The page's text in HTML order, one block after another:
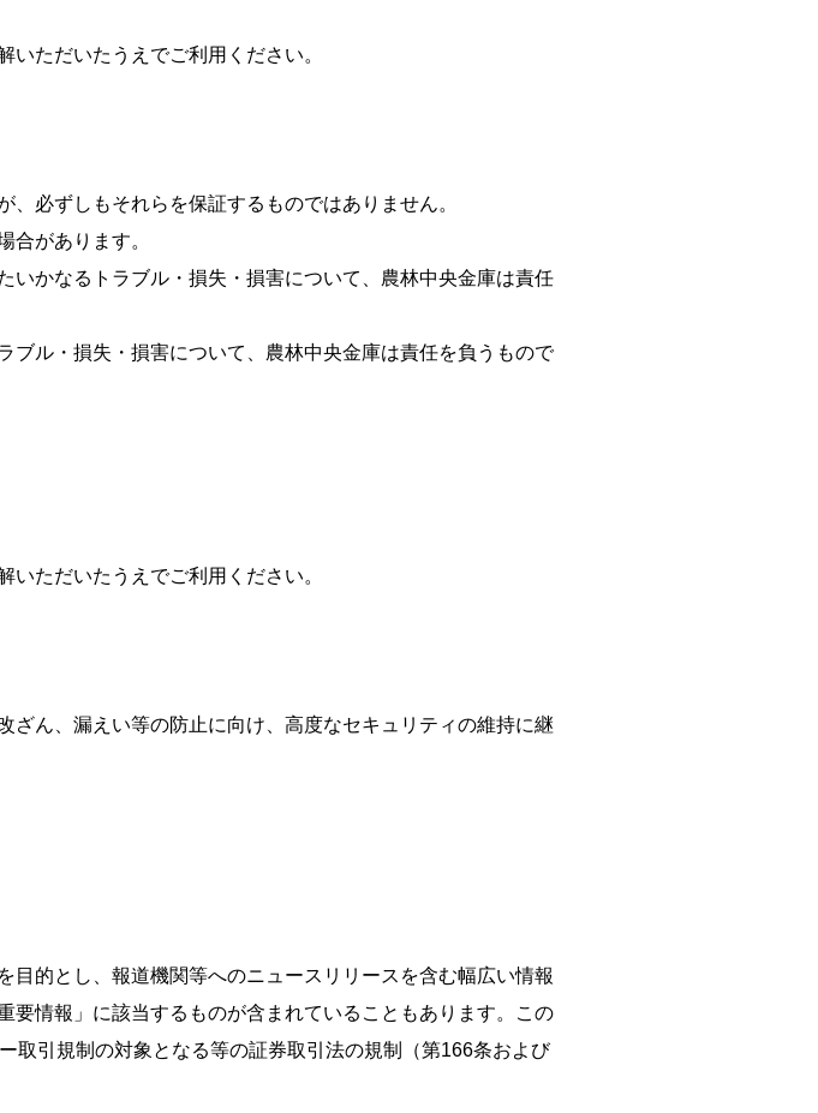
ただいたうえでご利用ください。
必ずしもそれらを保証するものではありません。
合があります。
かなるトラブル・損失・損害について、農林中央金庫は責任
ル・損失・損害について、農林中央金庫は責任を負うもので
ただいたうえでご利用ください。
ん、漏えい等の防止に向け、高度なセキュリティの維持に継
的とし、報道機関等へのニュースリリースを含む幅広い情報
要情報」に該当するものが含まれていることもあります。この
取引規制の対象となる等の証券取引法の規制（第166条および